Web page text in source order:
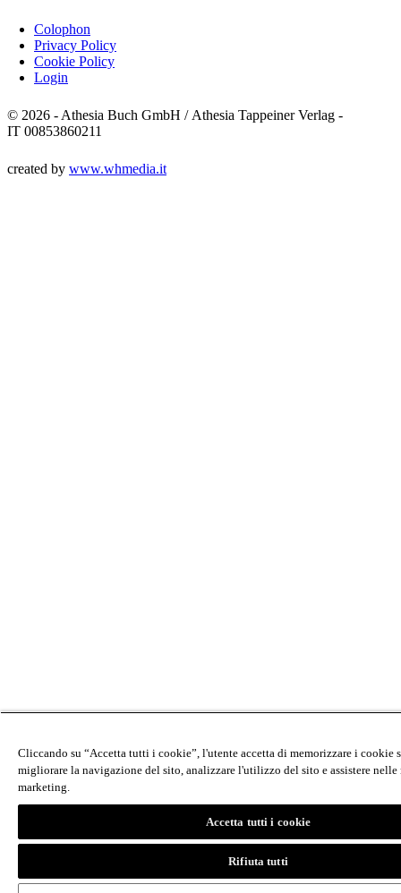
Colophon
Privacy Policy
Cookie Policy
Login
© 2026 - Athesia Buch GmbH / Athesia Tappeiner Verlag -
IT 00853860211
created by www.whmedia.it
Cliccando su “Accetta tutti i cookie”, l'utente accetta di memorizzare i cookie
migliorare la navigazione del sito, analizzare l'utilizzo del sito e assistere
marketing.
Accetta tutti i cookie
Rifiuta tutti